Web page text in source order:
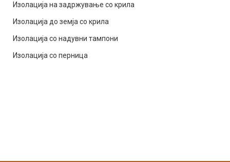
Изолација на задржување со крила
Изолација до земја со крила
Изолација со надувни тампони
Изолација со перница